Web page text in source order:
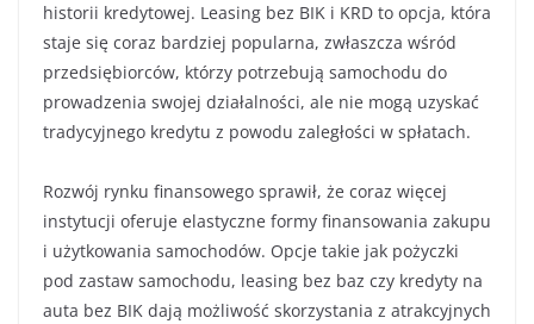
historii kredytowej. Leasing bez BIK i KRD to opcja, która
staje się coraz bardziej popularna, zwłaszcza wśród
przedsiębiorców, którzy potrzebują samochodu do
prowadzenia swojej działalności, ale nie mogą uzyskać
tradycyjnego kredytu z powodu zaległości w spłatach.
Rozwój rynku finansowego sprawił, że coraz więcej
instytucji oferuje elastyczne formy finansowania zakupu
i użytkowania samochodów. Opcje takie jak pożyczki
pod zastaw samochodu, leasing bez baz czy kredyty na
auta bez BIK dają możliwość skorzystania z atrakcyjnych